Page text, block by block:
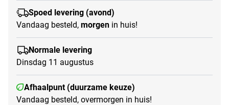
Spoed levering (avond)
Vandaag besteld, morgen in huis!
Normale levering
Dinsdag 11 augustus
Afhaalpunt (duurzame keuze)
Vandaag besteld, overmorgen in huis!